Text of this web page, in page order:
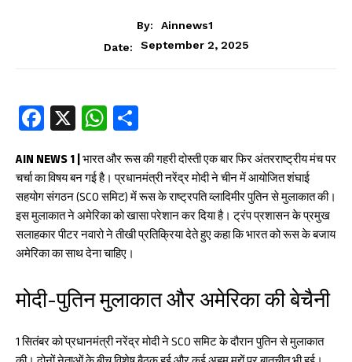
By:
Ainnews1
Date:
September 2, 2025
Fa
ce
b
oo
k
X W
ha
ts
A
p
p
ha
re
AIN NEWS 1 |भारत और रूस की गहरी दोस्ती एक बार फिर अंतरराष्ट्रीय मंच पर
चर्चा का विषय बन गई है। प्रधानमंत्री नरेंद्र मोदी ने चीन में आयोजित शंघाई
सहयोग संगठन (SCO समिट) में रूस के राष्ट्रपति व्लादिमीर पुतिन से मुलाकात की।
इस मुलाकात ने अमेरिका को खासा परेशान कर दिया है। ट्रंप प्रशासन के प्रमुख
सलाहकार पीटर नवारो ने तीखी प्रतिक्रिया देते हुए कहा कि भारत को रूस के बजाय
अमेरिका का साथ देना चाहिए।
मोदी-पुतिन मुलाकात और अमेरिका की बेचैनी
1 सितंबर को प्रधानमंत्री नरेंद्र मोदी ने SCO समिट के दौरान पुतिन से मुलाकात